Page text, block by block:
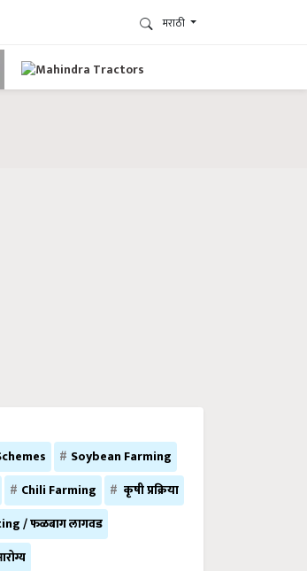
मराठी
Soybean Farming
Chili Farming
कृषी प्रक्रिया
/ फळबाग लागवड